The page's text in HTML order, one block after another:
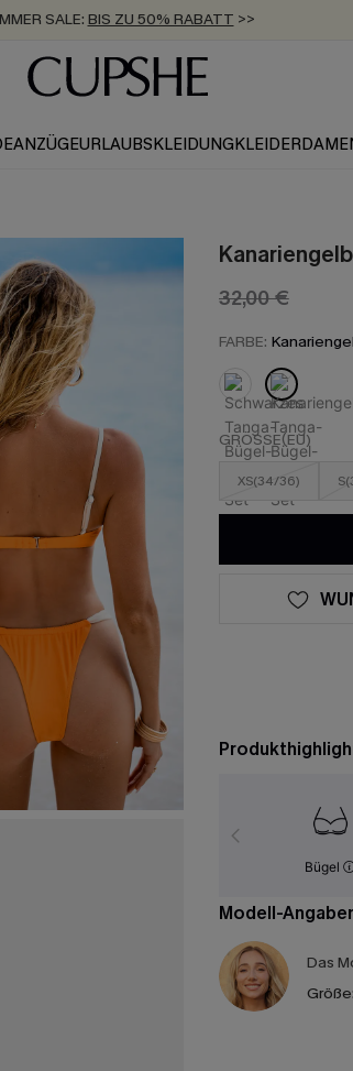
SALE: BIS ZU 50% RABATT >>
BIS ZU -20% EXTRA ERHALTEN
VERSAND AB 89 €
URLAUBSKLEIDUNGKLEIDER
32,00 €
FARBE:
GRÖSSE(EU)
XS(34/36)
Bügel
Modell-
Das
Größe: